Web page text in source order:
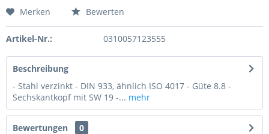
Preis anfragen
Merken Bewerten
Artikel-Nr.: 0310057123555
Beschreibung
- Stahl verzinkt - DIN 933, ähnlich ISO 4017 - Güte 8.8 -
Sechskantkopf mit SW 19 -... mehr
Bewertungen
0